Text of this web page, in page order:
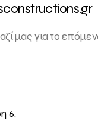
μας για το
6,